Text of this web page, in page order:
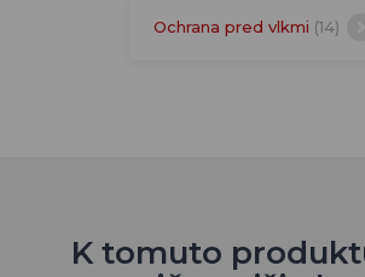
Ochrana pred vlkmi (14)
K tomuto